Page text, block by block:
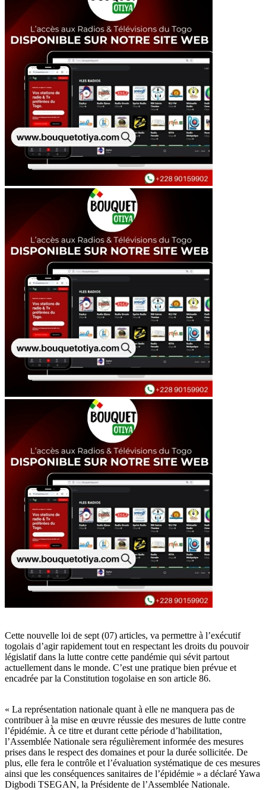
Cette nouvelle loi de sept (07) articles, va permettre à l’exécutif
togolais d’agir rapidement tout en respectant les droits du pouvoir
législatif dans la lutte contre cette pandémie qui sévit partout
actuellement dans le monde. C’est une pratique bien prévue et
encadrée par la Constitution togolaise en son article 86.
« La représentation nationale quant à elle ne manquera pas de
contribuer à la mise en œuvre réussie des mesures de lutte contre
l’épidémie. À ce titre et durant cette période d’habilitation,
l’Assemblée Nationale sera régulièrement informée des mesures
prises dans le respect des domaines et pour la durée sollicitée. De
plus, elle fera le contrôle et l’évaluation systématique de ces mesures
ainsi que les conséquences sanitaires de l’épidémie » a déclaré Yawa
Digbodi TSEGAN, la Présidente de l’Assemblée Nationale.